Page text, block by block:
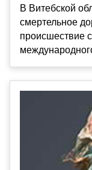
В Витебской
смертельное
происшествие